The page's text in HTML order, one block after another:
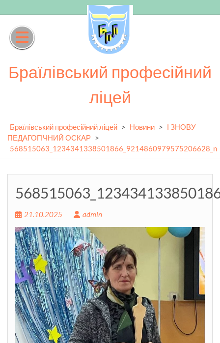
to
content
Браїлівський професійний
ліцей
Браїлівський професійний ліцей > Новини > І ЗНОВУ
ПЕДАГОГІЧНИЙ ОСКАР >
568515063_1234341338501866_9214860979575206628_n
21.10.2025 admin